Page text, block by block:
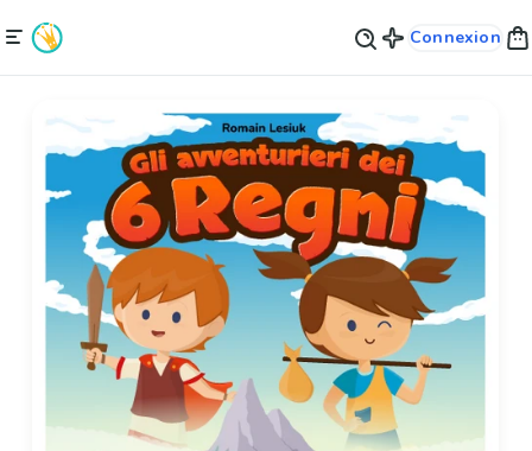
Connexion